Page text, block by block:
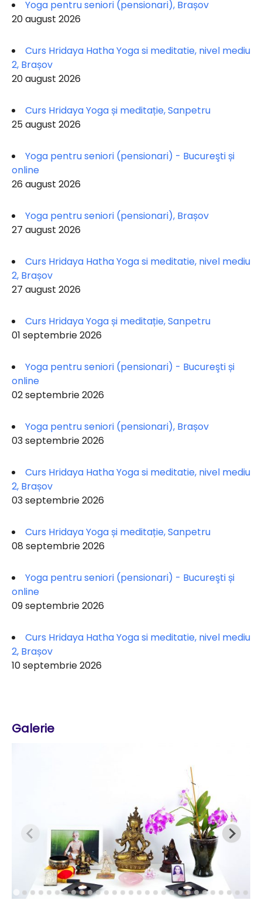
Yoga pentru seniori (pensionari), Brașov
20 august 2026
Curs Hridaya Hatha Yoga si meditatie, nivel mediu
2, Brașov
20 august 2026
Curs Hridaya Yoga și meditație, Sanpetru
25 august 2026
Yoga pentru seniori (pensionari) - Bucureşti și
online
26 august 2026
Yoga pentru seniori (pensionari), Brașov
27 august 2026
Curs Hridaya Hatha Yoga si meditatie, nivel mediu
2, Brașov
27 august 2026
Curs Hridaya Yoga și meditație, Sanpetru
01 septembrie 2026
Yoga pentru seniori (pensionari) - Bucureşti și
online
02 septembrie 2026
Yoga pentru seniori (pensionari), Brașov
03 septembrie 2026
Curs Hridaya Hatha Yoga si meditatie, nivel mediu
2, Brașov
03 septembrie 2026
Curs Hridaya Yoga și meditație, Sanpetru
08 septembrie 2026
Yoga pentru seniori (pensionari) - Bucureşti și
online
09 septembrie 2026
Curs Hridaya Hatha Yoga si meditatie, nivel mediu
2, Brașov
10 septembrie 2026
Galerie